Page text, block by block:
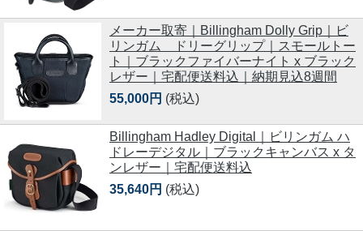
メーカー取寄｜Billingham Dolly Grip｜ビ
リンガム ドリーグリップ｜スモールトー
ト｜ブラックファイバーナイト x ブラック
レザー｜宅配便送料込｜納期見込8週間
55,000円 (税込)
Billingham Hadley Digital｜ビリンガム ハ
ドレーデジタル｜ブラックキャンバス x タ
ンレザー｜宅配便送料込
35,640円 (税込)